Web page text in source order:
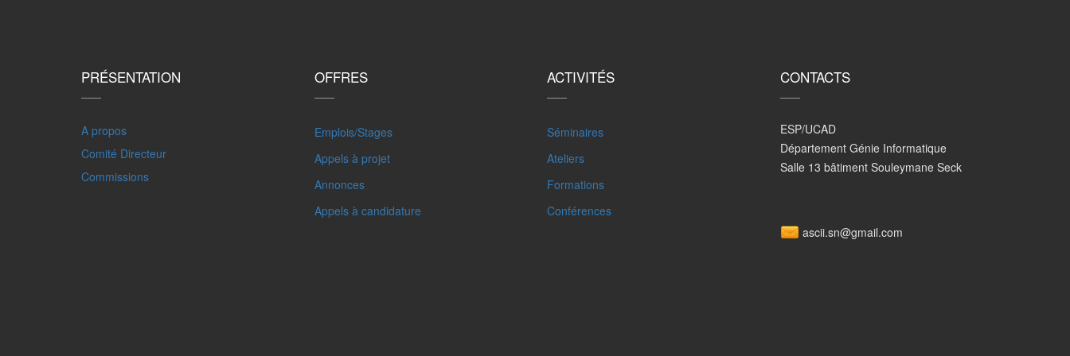
PRÉSENTATION
A propos
Comité Directeur
Commissions
OFFRES
Emplois/Stages
Appels à projet
Annonces
Appels à candidature
ACTIVITÉS
Séminaires
Ateliers
Formations
Conférences
CONTACTS
ESP/UCAD
Département Génie Informatique
Salle 13 bâtiment Souleymane Seck
ascii.sn@gmail.com